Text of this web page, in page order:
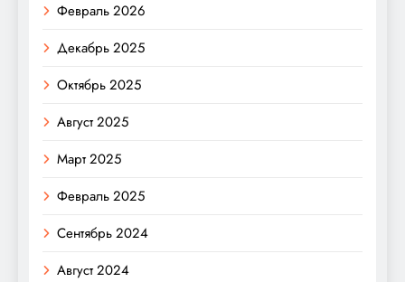
Февраль 2026
Декабрь 2025
Октябрь 2025
Август 2025
Март 2025
Февраль 2025
Сентябрь 2024
Август 2024